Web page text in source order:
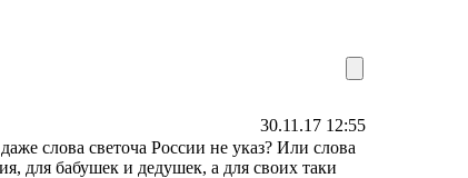
30.11.17 12:55
слова светоча России не указ? Или слова
для бабушек и дедушек, а для своих таки